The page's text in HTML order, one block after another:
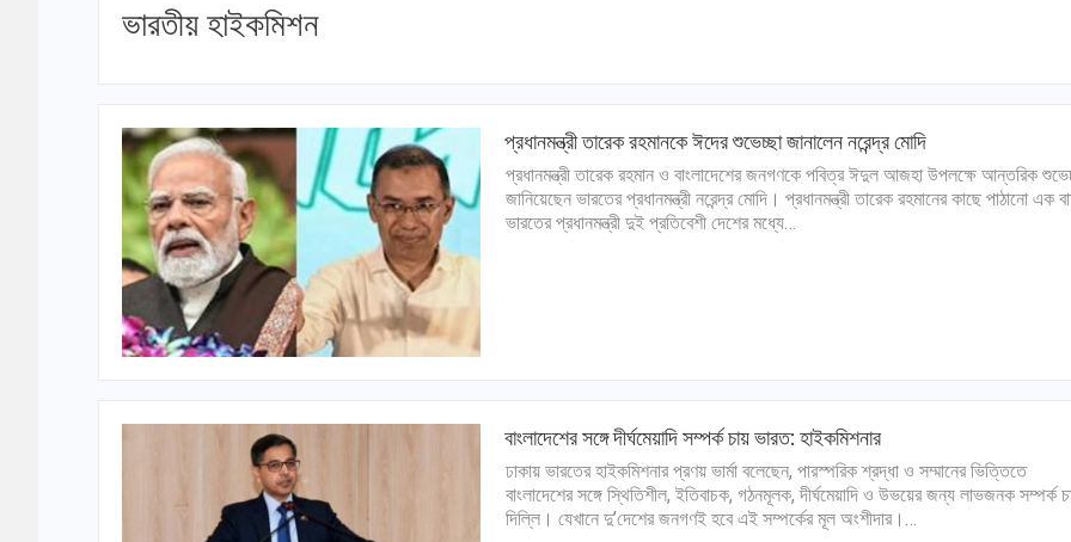
ভারতীয় হাইকমিশন
প্রধানমন্ত্রী তারেক রহমানকে ঈদের শুভেচ্ছা জানালেন নরেন্দ্র মোদি
প্রধানমন্ত্রী তারেক রহমান ও বাংলাদেশের জনগণকে পবিত্র ঈদুল আজহা উপলক্ষে আন্তরিক
জানিয়েছেন ভারতের প্রধানমন্ত্রী নরেন্দ্র মোদি। প্রধানমন্ত্রী তারেক রহমানের কাছে পাঠানো এক
ভারতের প্রধানমন্ত্রী দুই প্রতিবেশী দেশের মধ্যে…
বাংলাদেশের সঙ্গে দীর্ঘমেয়াদি সম্পর্ক চায় ভারত: হাইকমিশনার
ঢাকায় ভারতের হাইকমিশনার প্রণয় ভার্মা বলেছেন, পারস্পরিক শ্রদ্ধা ও সম্মানের ভিত্তিতে
বাংলাদেশের সঙ্গে স্থিতিশীল, ইতিবাচক, গঠনমূলক, দীর্ঘমেয়াদি ও উভয়ের জন্য লাভজনক সম্পর্ক
দিল্লি। যেখানে দু’দেশের জনগণই হবে এই সম্পর্কের মূল অংশীদার।…